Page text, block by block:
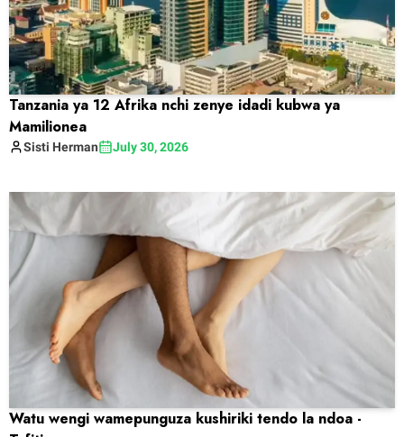
Tanzania ya 12 Afrika nchi zenye idadi kubwa ya
Mamilionea
Sisti Herman July 30, 2026
Watu wengi wamepunguza kushiriki tendo la ndoa -